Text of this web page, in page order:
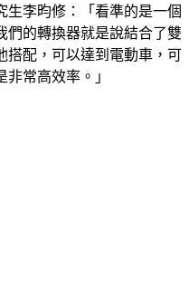
生李昀修：「看準的是一個
們的轉換器就是說結合了雙
搭配，可以達到電動車，可
常高效率。」